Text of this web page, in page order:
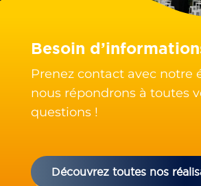
Besoin
Prenez contact avec notre
nous répondrons à toutes
questions !
Découvrez toutes nos